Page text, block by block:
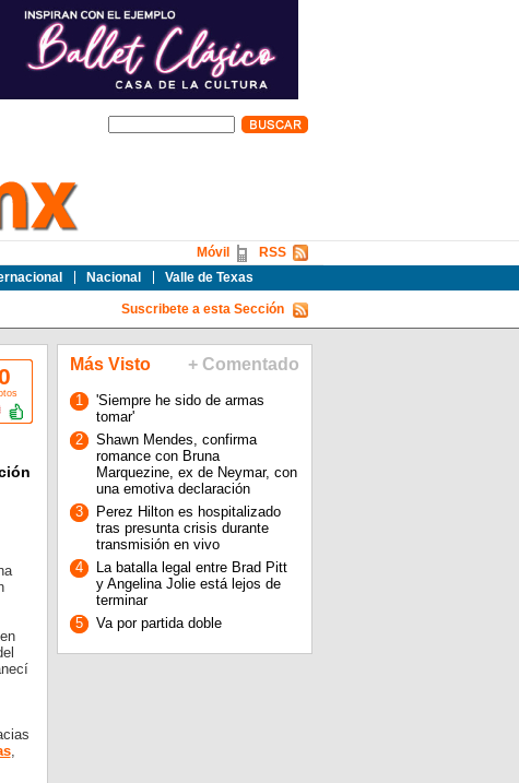
Nacional Valle de Texas
RSS
Móvil
Suscribete a esta Sección
,
Más Visto + Comentado
1
'Siempre he sido de armas
tomar'
2
Shawn Mendes, confirma
romance con Bruna
Marquezine, ex de Neymar, con
una emotiva declaración
3
Perez Hilton es hospitalizado
tras presunta crisis durante
transmisión en vivo
4
La batalla legal entre Brad Pitt
y Angelina Jolie está lejos de
terminar
5
Va por partida doble